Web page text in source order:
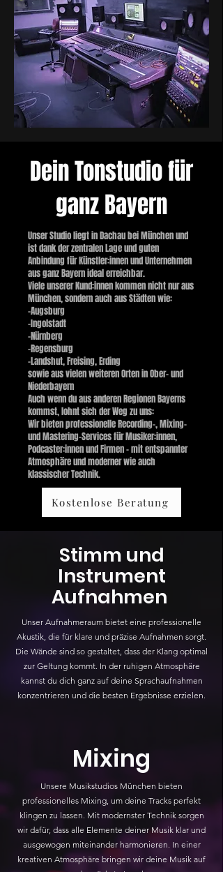
Dein Tonstudio für
ganz Bayern
Unser Studio liegt in Dachau bei München und
ist dank der zentralen Lage und guten
Anbindung für Künstler:innen und Unternehmen
aus ganz Bayern ideal erreichbar.
Viele unserer Kund:innen kommen nicht nur aus
München, sondern auch aus Städten wie:
-Augsburg
-Ingolstadt
-Nürnberg
-Regensburg
-Landshut, Freising, Erding
sowie aus vielen weiteren Orten in Ober- und
Niederbayern
Auch wenn du aus anderen Regionen Bayerns
kommst, lohnt sich der Weg zu uns:
Wir bieten professionelle Recording-, Mixing-
und Mastering-Services für Musiker:innen,
Podcaster:innen und Firmen – mit entspannter
Atmosphäre und moderner wie auch
klassischer Technik.
Kostenlose Beratung
Stimm und
Instrument
Aufnahmen
Unser Aufnahmeraum bietet eine professionelle
Akustik, die für klare und präzise Aufnahmen sorgt.
Die Wände sind so gestaltet, dass der Klang optimal
zur Geltung kommt. In der ruhigen Atmosphäre
kannst du dich ganz auf deine Sprachaufnahmen
konzentrieren und die besten Ergebnisse erzielen.
Mixing
Unsere Musikstudios München bieten
professionelles Mixing, um deine Tracks perfekt
klingen zu lassen. Mit modernster Technik sorgen
wir dafür, dass alle Elemente deiner Musik klar und
ausgewogen miteinander harmonieren. In einer
kreativen Atmosphäre bringen wir deine Musik auf